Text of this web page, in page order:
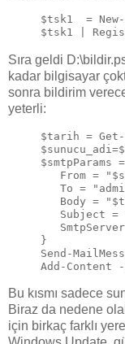
$tsk1  =
$tsk1 |
Sıra geldi
kadar bilgisayar
sonra bildirim
yeterli:
$tarih = Get-
$smtpParams
From =
To =
Body =
Subject =
}
Send-
Add-
Bu kısmı sadece
Biraz da nedene
için birkaç farklı